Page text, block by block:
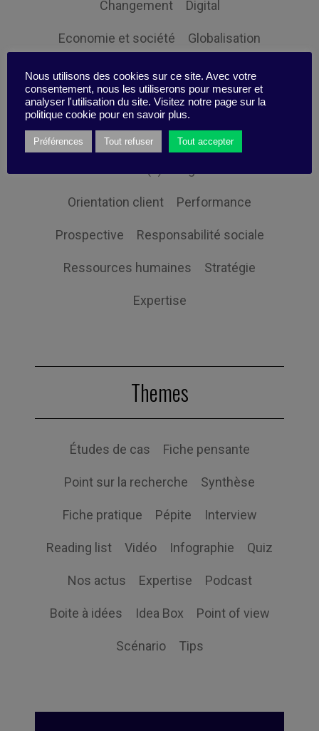
Changement Digital
Economie et société Globalisation
Gouvernance Innovation
Intelligence Collective Leadership
Management Mon efficacité
Orientation client Performance
Prospective Responsabilité sociale
Ressources humaines Stratégie
Expertise
Themes
Études de cas Fiche pensante
Point sur la recherche Synthèse
Fiche pratique Pépite Interview
Reading list Vidéo Infographie Quiz
Nos actus Expertise Podcast
Boite à idées Idea Box Point of view
Scénario Tips
Nous utilisons des cookies sur ce site. Avec votre
consentement, nous les utiliserons pour mesurer et
analyser l'utilisation du site. Visitez notre page sur la
politique cookie pour en savoir plus.
Préférences Tout refuser Tout accepter